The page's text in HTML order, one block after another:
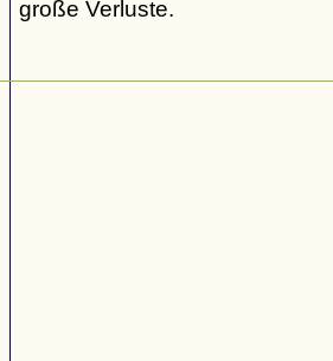
große Verluste.